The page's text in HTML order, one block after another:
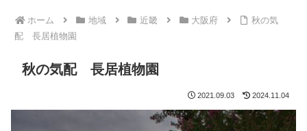
ホーム 地域 近畿 大阪府
秋の気
配 長居植物園
秋の気配 長居植物園
2021.09.03 2024.11.04